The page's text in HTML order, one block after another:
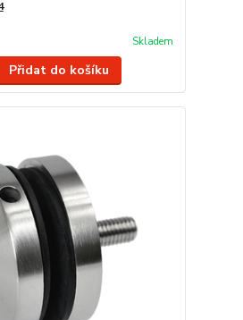
Skladem
Přidat do košíku